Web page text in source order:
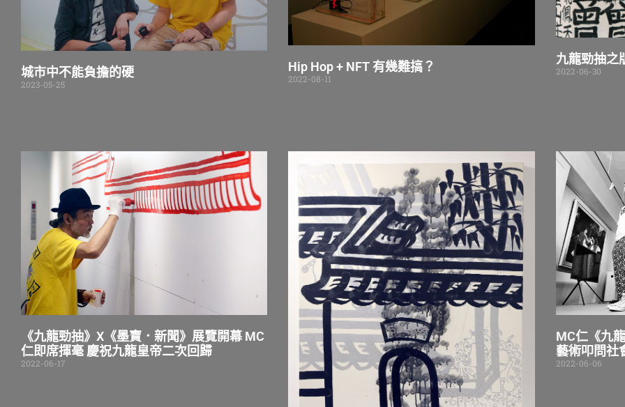
城市中不能負擔的硬
2023-05-25
Hip Hop + NFT 有幾難搞？
2022-08-11
九龍勁抽之
2022-06-30
《九龍勁抽》X《墨寶．新聞》展覽開幕 MC
仁即席揮毫 慶祝九龍皇帝二次回歸
2022-06-17
MC仁《九
藝術叩問社
2022-06-06